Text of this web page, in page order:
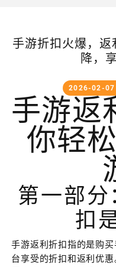
手游折扣火爆，
降，
2026-02-
手游返
你轻
第一部
扣
手游返利折扣指的是购
台享受的折扣和返利优